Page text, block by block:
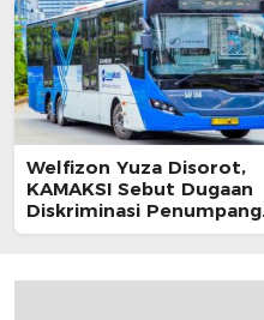
Welfizon Yuza Disorot,
KAMAKSI Sebut Dugaan
Diskriminasi Penumpang
TransJakarta Berpotensi